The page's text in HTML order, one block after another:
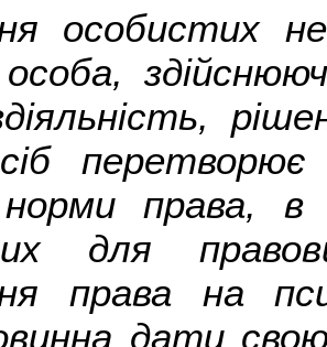
особистих
норми права, в
для
права на
дати